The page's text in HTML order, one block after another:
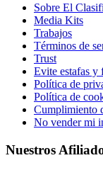
Sobre El
Media Kits
Trabajos
Términos de
Trust
Evite estafas y
Política de
Política de
Cumplimiento
No vender mi
Nuestros